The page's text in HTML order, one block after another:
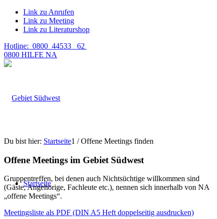
Link zu Anrufen
Link zu Meeting
Link zu Literaturshop
Hotline: 0800 44533 62
0800 HILFE NA
Startseite
Du bist hier: Startseite1 / Offene Meetings finden
Offene Meetings im Gebiet Südwest
Gruppentreffen, bei denen auch Nichtsüchtige willkommen sind
(Gäste, Angehörige, Fachleute etc.), nennen sich innerhalb von NA
„offene Meetings“.
Meetingsliste als PDF (DIN A5 Heft doppelseitig ausdrucken)